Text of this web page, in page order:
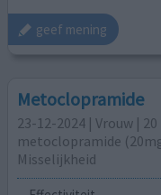
geef mening
Metoclopramide
23-12-2024 | Vrouw | 20
metoclopramide
Misselijkheid